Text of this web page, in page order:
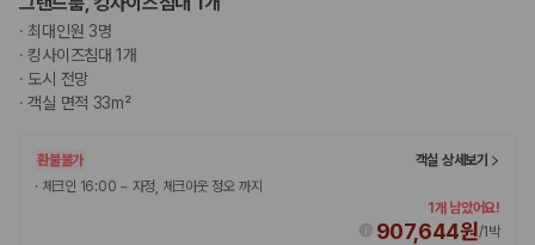
· 최대인원 3명
·킹사이즈침대 1개
· 도시 전망
·객실 면적 33m²
환불불가
객실 상세보기
· 체크인 16:00 ~ 자정, 체크아웃 정오 까지
1개 남았어요!
907,644원/1박